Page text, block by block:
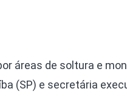
áreas de soltura e
(SP) e secretária